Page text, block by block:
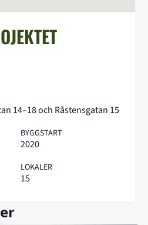
14–18 och Råstensgatan 15
BYGGSTART
2020
LOKALER
15